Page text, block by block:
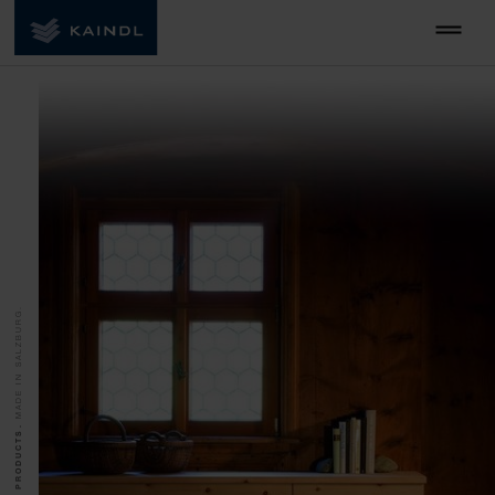
MADE IN SALZBURG.